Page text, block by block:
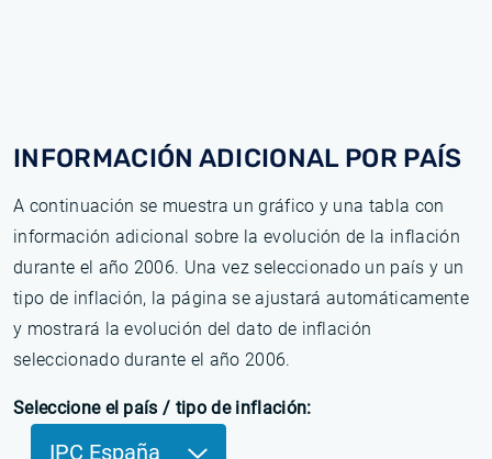
INFORMACIÓN ADICIONAL POR PAÍS
A continuación se muestra un gráfico y una tabla con
información adicional sobre la evolución de la inflación
durante el año 2006. Una vez seleccionado un país y un
tipo de inflación, la página se ajustará automáticamente
y mostrará la evolución del dato de inflación
seleccionado durante el año 2006.
Seleccione el país / tipo de inflación:
IPC España